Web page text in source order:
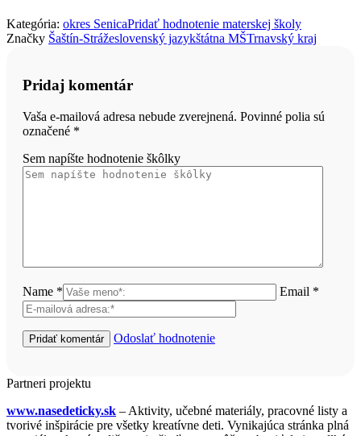
Kategória: okres SenicaPridať hodnotenie materskej školy
Značky Šaštín-Strážeslovenský jazykštátna MŠTrnavský kraj
Pridaj komentár
Vaša e-mailová adresa nebude zverejnená. Povinné polia sú
označené *
Sem napíšte hodnotenie škôlky
Name * Email *
Odoslať hodnotenie
Partneri projektu
www.nasedeticky.sk – Aktivity, učebné materiály, pracovné listy a
tvorivé inšpirácie pre všetky kreatívne deti. Vynikajúca stránka plná